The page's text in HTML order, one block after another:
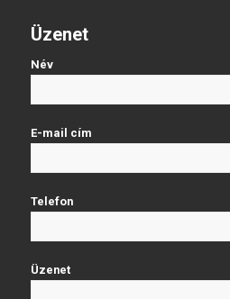
Üzenet
Név
E-mail cím
Telefon
Üzenet